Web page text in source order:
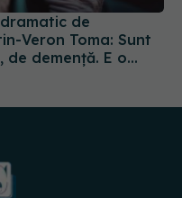
Veron Toma: Sunt
de demență. E o
care păreau să fie